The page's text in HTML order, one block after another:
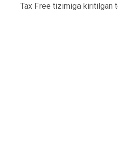
Tax Free tizimiga kiritilgan